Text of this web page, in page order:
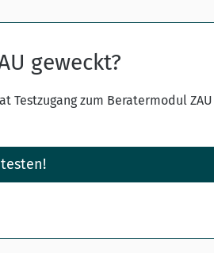
geweckt?
Testzugang zum Beratermodul